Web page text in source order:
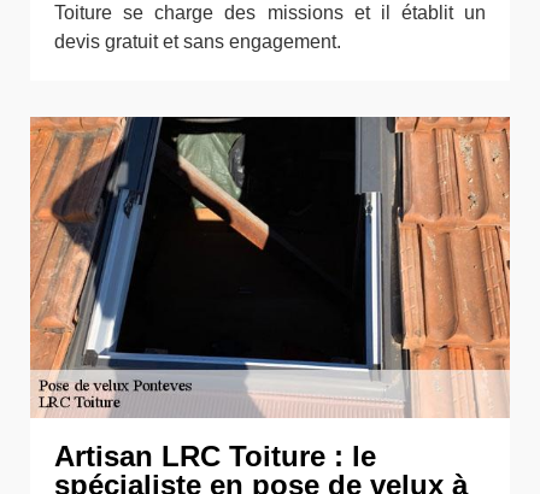
Toiture se charge des missions et il établit un
devis gratuit et sans engagement.
Artisan LRC Toiture : le
spécialiste en pose de velux à